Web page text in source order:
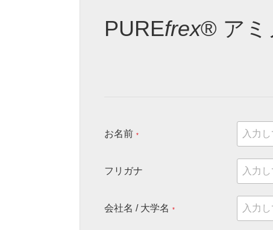
PUREfrex® アミ
お名前 *
フリガナ
会社名 / 大学名 *